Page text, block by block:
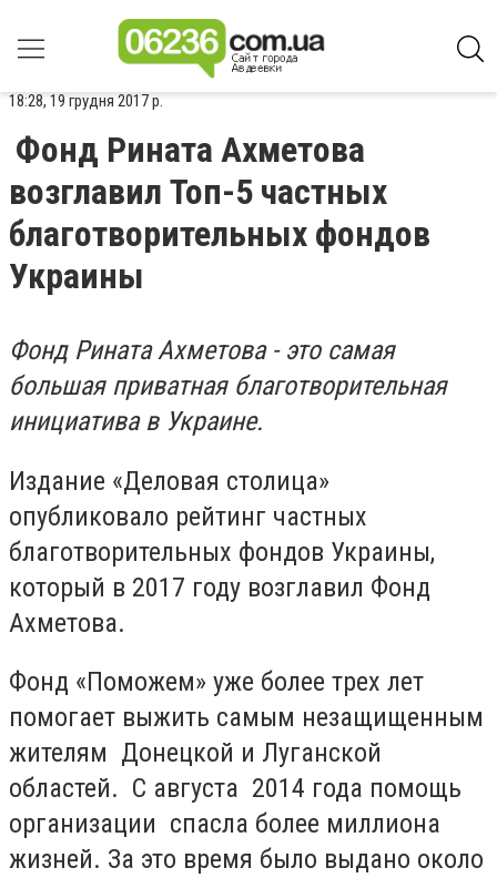
18:28, 19 грудня 2017 р.
Фонд Рината Ахметова
возглавил Топ-5 частных
благотворительных фондов
Украины
Фонд Рината Ахметова - это самая
большая приватная благотворительная
инициатива в Украине.
Издание «Деловая столица»
опубликовало рейтинг частных
благотворительных фондов Украины,
который в 2017 году возглавил Фонд
Ахметова.
Фонд «Поможем» уже более трех лет
помогает выжить самым незащищенным
жителям Донецкой и Луганской
областей. С августа 2014 года помощь
организации спасла более миллиона
жизней. За это время было выдано около